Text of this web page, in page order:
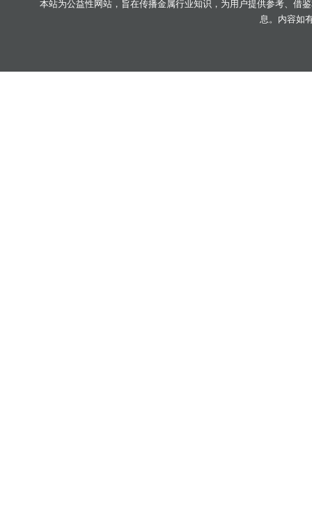
本站为公益性网站，旨在传播金属行业知识，为用户提供参考、借
息。内容如